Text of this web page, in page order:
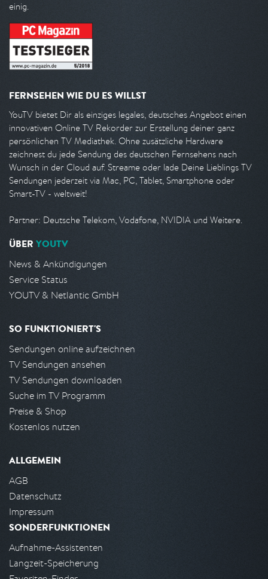
einig.
FERNSEHEN WIE DU ES WILLST
YouTV bietet Dir als einziges legales, deutsches Angebot einen
innovativen Online TV Rekorder zur Erstellung deiner ganz
persönlichen TV Mediathek. Ohne zusätzliche Hardware
zeichnest du jede Sendung des deutschen Fernsehens nach
Wunsch in der Cloud auf. Streame oder lade Deine Lieblings TV
Sendungen jederzeit via Mac, PC, Tablet, Smartphone oder
Smart-TV - weltweit!
Partner: Deutsche Telekom, Vodafone, NVIDIA und Weitere.
ÜBER YOUTV
News & Ankündigungen
Service Status
YOUTV & Netlantic GmbH
SO FUNKTIONIERT'S
Sendungen online aufzeichnen
TV Sendungen ansehen
TV Sendungen downloaden
Suche im TV Programm
Preise & Shop
Kostenlos nutzen
ALLGEMEIN
AGB
Datenschutz
Impressum
SONDERFUNKTIONEN
Aufnahme-Assistenten
Langzeit-Speicherung